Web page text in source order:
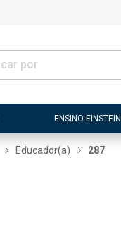
ENSINO EINSTEIN
Educador(a) 287